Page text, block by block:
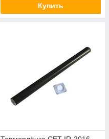
Купить